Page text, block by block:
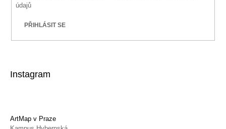
údajů
PŘIHLÁSIT SE
Instagram
ArtMap v Praze